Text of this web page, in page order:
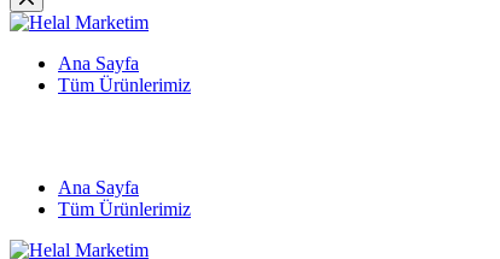
Ana Sayfa
Tüm Ürünlerimiz
Ana Sayfa
Tüm Ürünlerimiz